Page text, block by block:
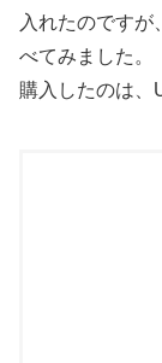
入れたのですが
べてみました。
購入したのは、